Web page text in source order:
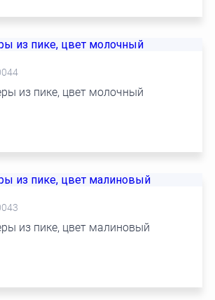
из пике, цвет молочный
из пике, цвет малиновый